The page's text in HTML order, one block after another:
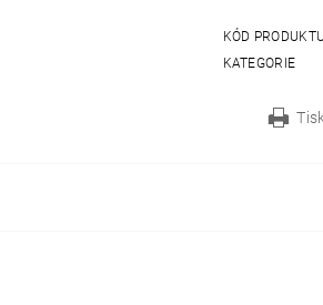
KÓD PRODUKTU
KATEGORIE
Tisk